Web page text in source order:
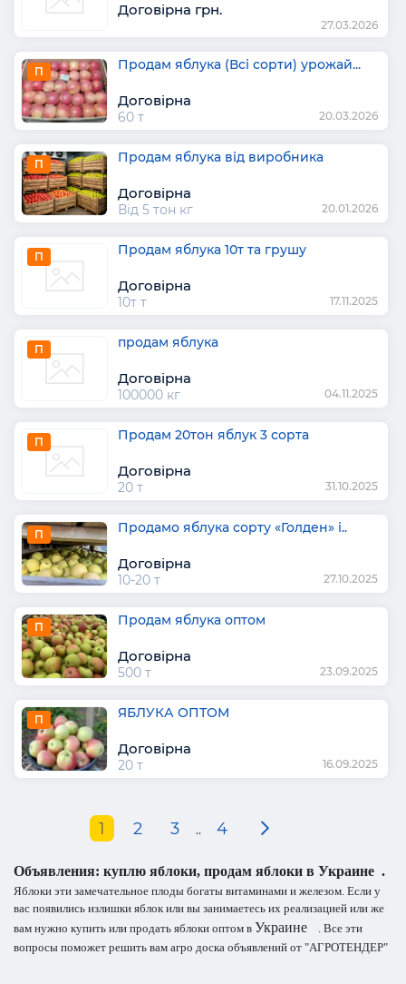
Договірна грн.
27.03.2026
П Продам яблука (Всі сорти) урожай...
Договірна
60 т 20.03.2026
П Продам яблука від виробника
Договірна
Від 5 тон кг 20.01.2026
П Продам яблука 10т та грушу
Договірна
10т т 17.11.2025
П продам яблука
Договірна
100000 кг 04.11.2025
П Продам 20тон яблук 3 сорта
Договірна
20 т 31.10.2025
П Продамо яблука сорту «Голден» і..
Договірна
10-20 т 27.10.2025
П Продам яблука оптом
Договірна
500 т 23.09.2025
П ЯБЛУКА ОПТОМ
Договірна
20 т 16.09.2025
1 2 3 .. 4
Объявления: куплю яблоки, продам яблоки в Украине .
Яблоки эти замечательное плоды богаты витаминами и железом. Если у
вас появились излишки яблок или вы занимаетесь их реализацией или же
вам нужно купить или продать яблоки оптом в Украине
. Все эти
вопросы поможет решить вам агро доска объявлений от "АГРОТЕНДЕР"